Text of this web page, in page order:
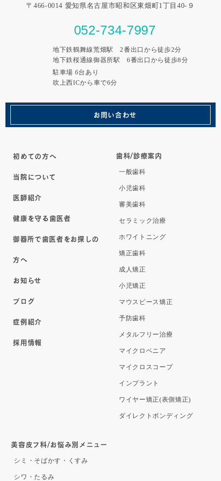
〒466-0014 愛知県名古屋市昭和区東畑町1丁目40-９
052-734-7997
地下鉄鶴舞線荒畑駅 2番出口から徒歩2分
地下鉄桜通線御器所駅 6番出口から徒歩8分
駐車場 6台あり
吹上西ICから車で6分
お問い合わせ
初めての方へ
当院について
医師紹介
健康を守る歯医者
御器所で歯医者をお探しの
方へ
お知らせ
ブログ
症例紹介
採用情報
歯科/診療案内
一般歯科
小児歯科
審美歯科
セラミック治療
ホワイトニング
矯正歯科
成人矯正
小児矯正
マウスピース矯正
予防歯科
メタルフリー治療
マイクロベニア
マイクロスコープ
インプラント
ワイヤー矯正(表側矯正)
ダイレクトボンディング
美容皮フ科/お悩み別メニュー
シミ・そばかす・くすみ
シワ・たるみ